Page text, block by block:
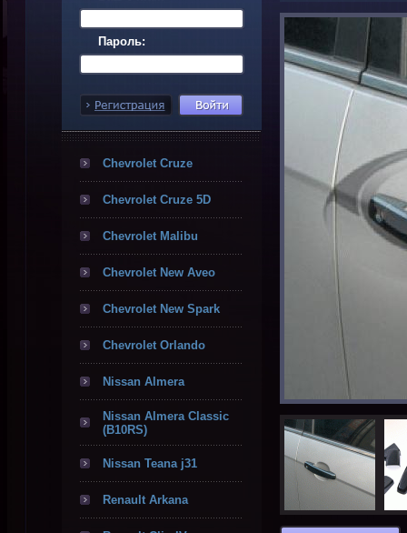
Пароль:
Chevrolet Cruze
Chevrolet Cruze 5D
Chevrolet Malibu
Chevrolet New Aveo
Chevrolet New Spark
Chevrolet Orlando
Nissan Almera
Nissan Almera Classic
(B10RS)
Nissan Teana j31
Renault Arkana